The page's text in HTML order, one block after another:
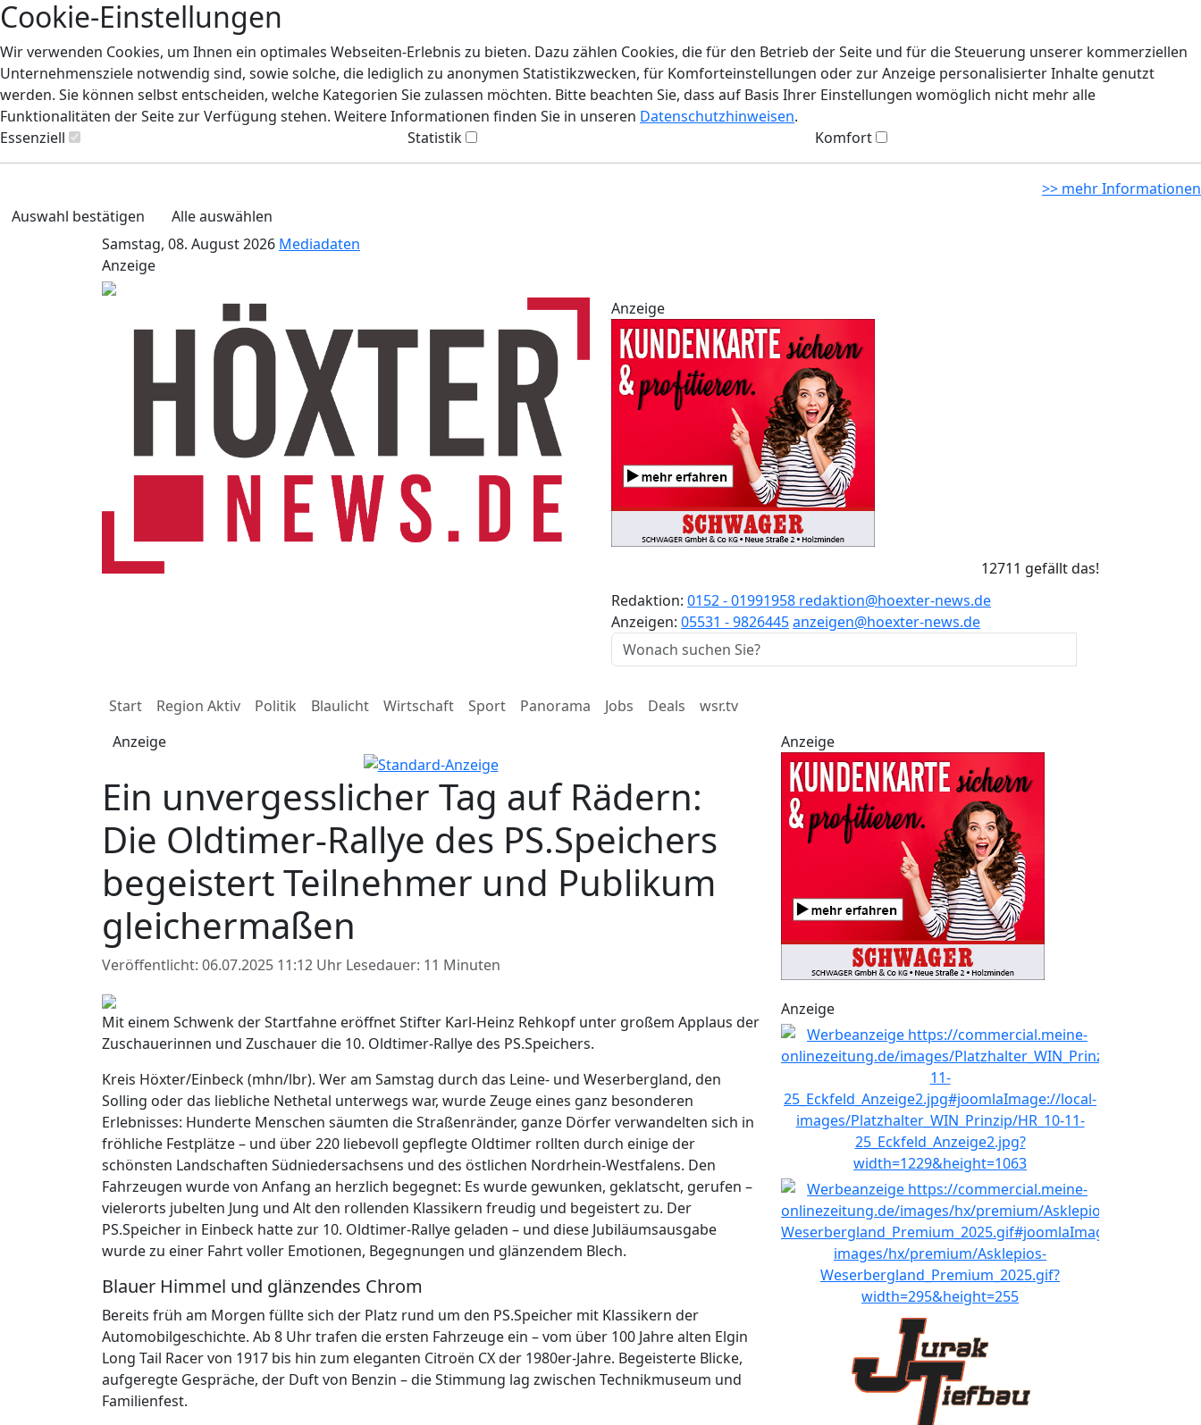
Cookie-Einstellungen
Wir verwenden Cookies, um Ihnen ein optimales Webseiten-Erlebnis zu bieten. Dazu zählen Cookies, die für den Betrieb der Seite und für die Steuerung unserer kommerziellen
Unternehmensziele notwendig sind, sowie solche, die lediglich zu anonymen Statistikzwecken, für Komforteinstellungen oder zur Anzeige personalisierter Inhalte genutzt
werden. Sie können selbst entscheiden, welche Kategorien Sie zulassen möchten. Bitte beachten Sie, dass auf Basis Ihrer Einstellungen womöglich nicht mehr alle
Funktionalitäten der Seite zur Verfügung stehen. Weitere Informationen finden Sie in unseren Datenschutzhinweisen.
Essenziell
Statistik Komfort
>> mehr Informationen
Auswahl bestätigen
Alle auswählen
Samstag, 08. August 2026 Mediadaten
Anzeige
Anzeige
12711 gefällt das!
Redaktion: 0152 - 01991958 redaktion@hoexter-news.de
Anzeigen: 05531 - 9826445anzeigen@hoexter-news.de
Start Region Aktiv Politik Blaulicht Wirtschaft Sport Panorama Jobs Deals
wsr.tv
Anzeige
Ein unvergesslicher Tag auf Rädern:
Die Oldtimer-Rallye des PS.Speichers
begeistert Teilnehmer und Publikum
gleichermaßen
Veröffentlicht: 06.07.2025 11:12 Uhr Lesedauer: 11 Minuten
Mit einem Schwenk der Startfahne eröffnet Stifter Karl-Heinz Rehkopf unter großem Applaus der
Zuschauerinnen und Zuschauer die 10. Oldtimer-Rallye des PS.Speichers.
Kreis Höxter/Einbeck (mhn/lbr). Wer am Samstag durch das Leine- und Weserbergland, den
Solling oder das liebliche Nethetal unterwegs war, wurde Zeuge eines ganz besonderen
Erlebnisses: Hunderte Menschen säumten die Straßenränder, ganze Dörfer verwandelten sich in
fröhliche Festplätze – und über 220 liebevoll gepflegte Oldtimer rollten durch einige der
schönsten Landschaften Südniedersachsens und des östlichen Nordrhein-Westfalens. Den
Fahrzeugen wurde von Anfang an herzlich begegnet: Es wurde gewunken, geklatscht, gerufen –
vielerorts jubelten Jung und Alt den rollenden Klassikern freudig und begeistert zu. Der
PS.Speicher in Einbeck hatte zur 10. Oldtimer-Rallye geladen – und diese Jubiläumsausgabe
wurde zu einer Fahrt voller Emotionen, Begegnungen und glänzendem Blech.
Blauer Himmel und glänzendes Chrom
Bereits früh am Morgen füllte sich der Platz rund um den PS.Speicher mit Klassikern der
Automobilgeschichte. Ab 8 Uhr trafen die ersten Fahrzeuge ein – vom über 100 Jahre alten Elgin
Long Tail Racer von 1917 bis hin zum eleganten Citroën CX der 1980er-Jahre. Begeisterte Blicke,
aufgeregte Gespräche, der Duft von Benzin – die Stimmung lag zwischen Technikmuseum und
Familienfest.
Anzeige
Anzeige